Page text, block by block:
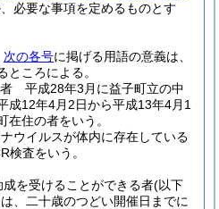
必要な事項を定めるものとす
次の各号に掲げる用語の意義は、
ところによる。
平成28年3月に益子町立の中
成12年4月2日から平成13年4月1
在住の者をいう。
ウイルスが体内に存在している
検査をいう。
を受けることができる者(以下
は、二十歳のつどい開催日までに